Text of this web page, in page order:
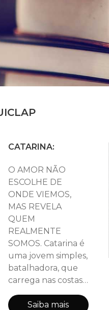
CATARINA:
O AMOR NÃO
ESCOLHE DE
ONDE VIEMOS,
MAS REVELA
QUEM
REALMENTE
SOMOS. Catarina é
uma jovem simples,
batalhadora, que
carrega nas costas
a responsabilidade
de cuidar de sua
Saiba mais